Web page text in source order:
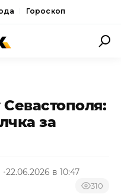
Гороскоп
за
22.06.2026 в 10:47
310